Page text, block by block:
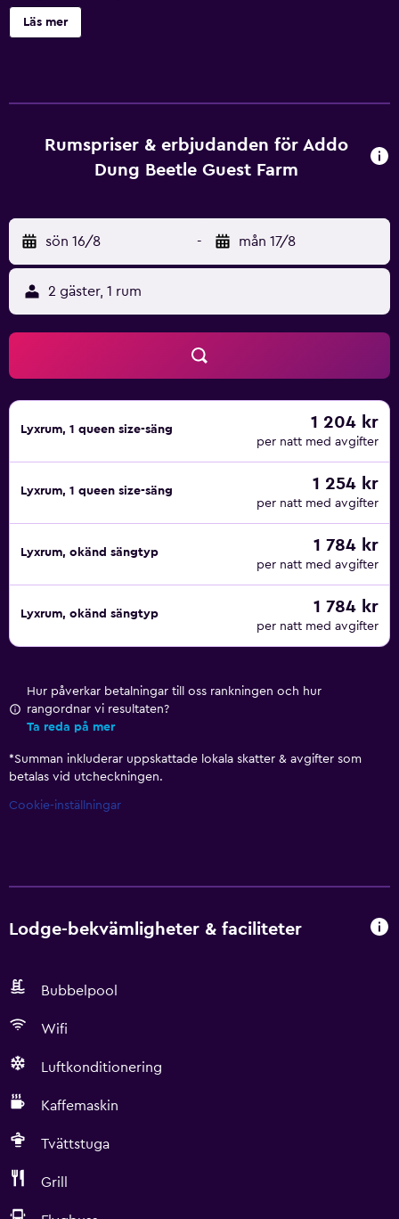
tvättstuga, handdukar och vattenkokare.
Läs mer
Rumspriser & erbjudanden för Addo
Dung Beetle Guest Farm
sön 16/8 - mån 17/8
2 gäster, 1 rum
Lyxrum, 1 queen size-säng 1 204 kr
per natt med avgifter
Lyxrum, 1 queen size-säng 1 254 kr
per natt med avgifter
Lyxrum, okänd sängtyp 1 784 kr
per natt med avgifter
Lyxrum, okänd sängtyp 1 784 kr
per natt med avgifter
Hur påverkar betalningar till oss rankningen och hur
rangordnar vi resultaten?
Ta reda på mer
*Summan inkluderar uppskattade lokala skatter & avgifter som
betalas vid utcheckningen.
Cookie-inställningar
Lodge-bekvämligheter & faciliteter
Bubbelpool
Wifi
Luftkonditionering
Kaffemaskin
Tvättstuga
Grill